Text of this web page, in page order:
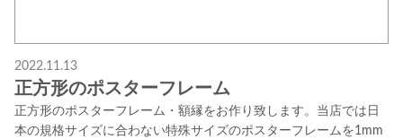
2022.11.13
正方形のポスターフレーム
正方形のポスターフレーム・額縁をお作り致します。当店では日
本の規格サイズに合わない特殊サイズのポスターフレームを1mm